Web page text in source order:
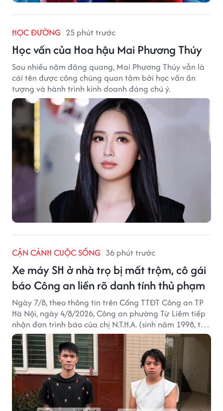
HỌC ĐƯỜNG 25 phút trước
Học vấn của Hoa hậu Mai Phương Thúy
Sau nhiều năm đăng quang, Mai Phương Thúy vẫn là
cái tên được công chúng quan tâm bởi học vấn ấn
tượng và hành trình kinh doanh đáng chú ý.
CẬN CẢNH CUỘC SỐNG 36 phút trước
Xe máy SH ở nhà trọ bị mất trộm, cô gái
báo Công an liền rõ danh tính thủ phạm
Ngày 7/8, theo thông tin trên Cổng TTĐT Công an TP
Hà Nội, ngày 4/8/2026, Công an phường Từ Liêm tiếp
nhận đơn trình báo của chị N.T.H.A. (sinh năm 1998, trú
tại phường Từ Liêm) về việc bị kẻ gian lấy trộm chiếc
xe mô tô Honda SH 125i, tại khu nhà trọ nơi đang sinh
sống.